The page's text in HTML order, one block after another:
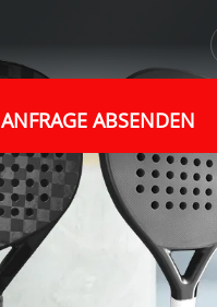
ANFRAGE ABSENDEN